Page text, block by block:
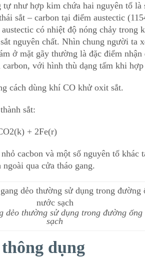
như hợp kim chứa hai nguyên tố là
sắt – carbon tại điểm austectic
có nhiệt độ nóng chảy trong
nguyên chất. Nhìn chung người ta
ở mặt gãy thường là đặc điểm nhận
với hình thù dạng tấm khi
cách dùng khí CO khử oxit sắt.
sắt:
+ 2Fe(r)
cacbon và một số nguyên tố khác
qua cửa tháo gang.
dẻo thường sử dụng trong đường
sạch
dụng